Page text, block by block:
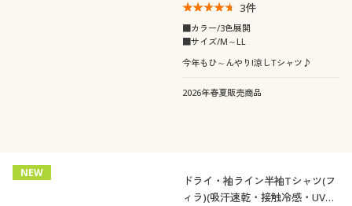
3件
■カラー/3色展開
■サイズ/M～LL
今年もひ～んやり!涼しTシャツ♪
2026年春夏販売商品
NEW
ドライ・袖ライン半袖Tシャツ(フ
ィラ)(吸汗速乾・接触冷感・UVカ